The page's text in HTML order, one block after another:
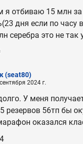
я отбиваю 15 млн
дня если по часу
серебра это не
(seat80)
2024 г.
У меня
резервов 56тп бы
оказался
4